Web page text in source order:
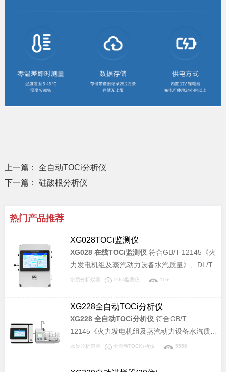
上一篇：
全自动TOCi分析仪
下一篇：
硅酸根分析仪
热门产品推荐
XG028TOCi监测仪
XG028 在线TOCi监测仪符合GB/T 12145《火
力发电机组及蒸汽动力设备水汽质量》、DL/T
1358《火力发电厂水汽分析方法 总有机碳的测
碳离子（TOCi）含量的检测，可以检测TOCi浓
度从0µg/L～1000.0µg/L的水样，仪器具有高灵
敏度、高分析精度、良好的稳定性和重复性等优
水质分析仪器 TOCi监测仪 1166
XG228全自动TOCi分析仪
XG228 全自动TOCi分析仪符合GB/T
12145《火力发电机组及蒸汽动力设备水汽质
量》、DL/T 1358《火力发电厂水汽分析方法 总
总有机碳离子（TOCi）含量的检测，可以检测
水质分析仪器 全自动TOCi分析仪 5556